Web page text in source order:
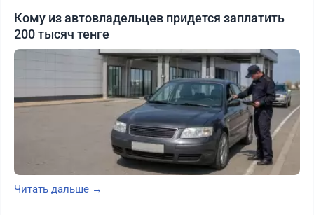
Кому из автовладельцев придется заплатить
200 тысяч тенге
Читать дальше →